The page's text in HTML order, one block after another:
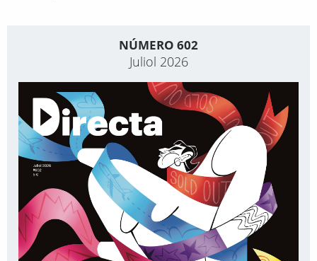
NÚMERO 602
Juliol 2026